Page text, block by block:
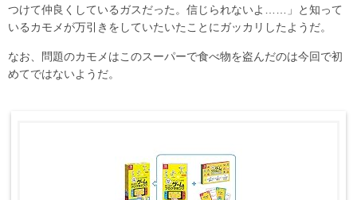
つけて仲良くしているガスだった。信じられないよ……」と知って
いるカモメが万引きをしていたいたことにガッカリしたようだ。
なお、問題のカモメはこのスーパーで食べ物を盗んだのは今回で初
めてではないようだ。